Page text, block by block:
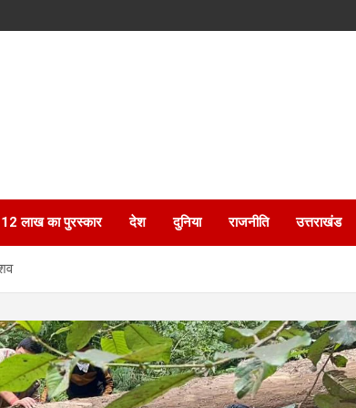
12 लाख का पुरस्कार देश दुनिया राजनीति उत्तराखंड